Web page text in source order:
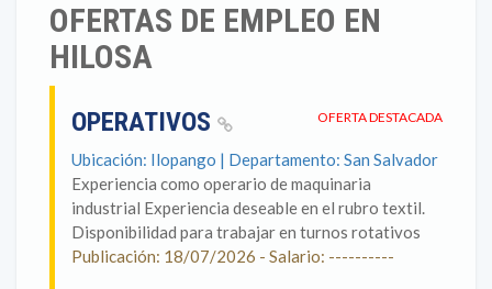
OFERTAS DE EMPLEO EN
HILOSA
OFERTA DESTACADA
OPERATIVOS
Ubicación: Ilopango | Departamento: San Salvador
Experiencia como operario de maquinaria
industrial Experiencia deseable en el rubro textil.
Disponibilidad para trabajar en turnos rotativos
Publicación: 18/07/2026 - Salario: ----------